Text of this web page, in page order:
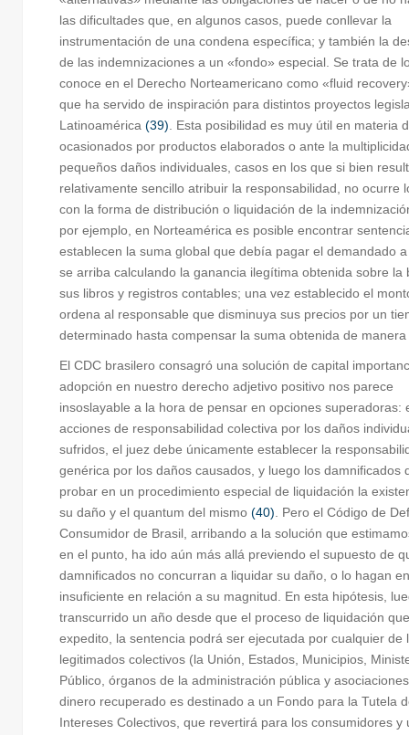
las dificultades que, en algunos casos, puede conllevar la
instrumentación de una condena específica; y también la
de las indemnizaciones a un «fondo» especial. Se trata de
conoce en el Derecho Norteamericano como «fluid
que ha servido de inspiración para distintos proyectos
Latinoamérica (39) . Esta posibilidad es muy útil en materia
ocasionados por productos elaborados o ante la
pequeños daños individuales, casos en los que si bien
relativamente sencillo atribuir la responsabilidad, no ocurre
con la forma de distribución o liquidación de la
por ejemplo, en Norteamérica es posible encontrar
establecen la suma global que debía pagar el demandado
se arriba calculando la ganancia ilegítima obtenida sobre la
sus libros y registros contables; una vez establecido el
ordena al responsable que disminuya sus precios por un
determinado hasta compensar la suma obtenida de
El CDC brasilero consagró una solución de capital
adopción en nuestro derecho adjetivo positivo nos parece
insoslayable a la hora de pensar en opciones superadoras:
acciones de responsabilidad colectiva por los daños
sufridos, el juez debe únicamente establecer la
genérica por los daños causados, y luego los damnificados
probar en un procedimiento especial de liquidación la
su daño y el quantum del mismo (40) . Pero el Código de
Consumidor de Brasil, arribando a la solución que
en el punto, ha ido aún más allá previendo el supuesto de
damnificados no concurran a liquidar su daño, o lo hagan
insuficiente en relación a su magnitud. En esta hipótesis,
transcurrido un año desde que el proceso de liquidación
expedito, la sentencia podrá ser ejecutada por cualquier de
legitimados colectivos (la Unión, Estados, Municipios,
Público, órganos de la administración pública y
dinero recuperado es destinado a un Fondo para la Tutela
Intereses Colectivos, que revertirá para los consumidores y